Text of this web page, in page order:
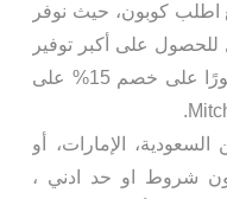
اطلب كوبون، حيث نوفر
على أكبر توفير
عند التسوق.لتحصل فورًا على خصم 15% على
الإمارات، أو
شروط او حد ادني ،